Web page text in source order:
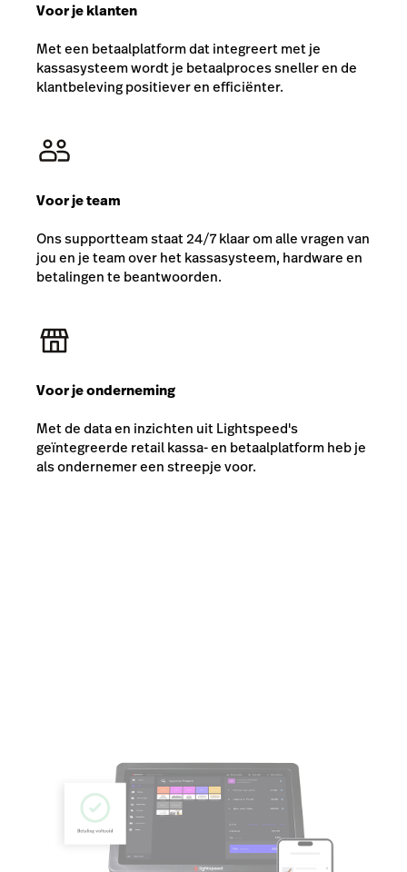
Voor je klanten
Met een betaalplatform dat integreert met je
kassasysteem wordt je betaalproces sneller en de
klantbeleving positiever en efficiënter.
Voor je team
Ons supportteam staat 24/7 klaar om alle vragen van
jou en je team over het kassasysteem, hardware en
betalingen te beantwoorden.
Voor je onderneming
Met de data en inzichten uit Lightspeed's
geïntegreerde retail kassa- en betaalplatform heb je
als ondernemer een streepje voor.